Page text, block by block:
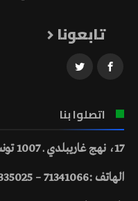
تابعونا
اتصلوا بنا
17، نهج غاريبلدي ـ 1007 تونس
الهاتف :71341066 – 71335025 – 71336386